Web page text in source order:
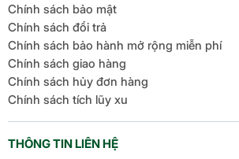
Chính sách bảo mật
Chính sách đổi trả
Chính sách bảo hành mở rộng miễn phí
Chính sách giao hàng
Chính sách hủy đơn hàng
Chính sách tích lũy xu
THÔNG TIN LIÊN HỆ